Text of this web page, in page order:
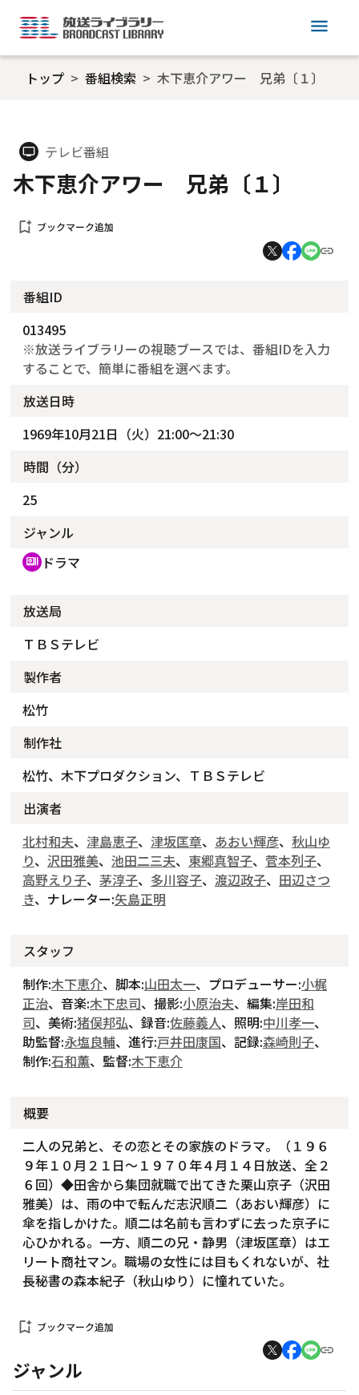
menu
トップ 番組検索 木下恵介アワー 兄弟〔１〕
tv テレビ番組
木下恵介アワー 兄弟〔１〕
bookmark_add ブックマーク追加
番組ID
013495
※放送ライブラリーの視聴ブースでは、番組IDを入力
することで、簡単に番組を選べます。
放送日時
1969年10月21日（火）21:00～21:30
時間（分）
25
ジャンル
recent_actors ドラマ
放送局
ＴＢＳテレビ
製作者
松竹
制作社
松竹、木下プロダクション、ＴＢＳテレビ
出演者
北村和夫、 津島恵子、 津坂匡章、 あおい輝彦、 秋山ゆ
り、 沢田雅美、 池田二三夫、 東郷真智子、 菅本列子、
高野えり子、 茅淳子、 多川容子、 渡辺政子、 田辺さつ
き、ナレーター:矢島正明
スタッフ
制作:木下恵介、脚本:山田太一、プロデューサー:小梶
正治、音楽:木下忠司、撮影:小原治夫、編集:岸田和
司、美術:猪俣邦弘、録音:佐藤義人、照明:中川孝一、
助監督:永塩良輔、進行:戸井田康国、記録:森崎則子、
制作:石和薫、監督:木下恵介
概要
二人の兄弟と、その恋とその家族のドラマ。（１９６
９年１０月２１日～１９７０年４月１４日放送、全２
６回）◆田舎から集団就職で出てきた栗山京子（沢田
雅美）は、雨の中で転んだ志沢順二（あおい輝彦）に
傘を指しかけた。順二は名前も言わずに去った京子に
心ひかれる。一方、順二の兄・静男（津坂匡章）はエ
リート商社マン。職場の女性には目もくれないが、社
長秘書の森本紀子（秋山ゆり）に憧れていた。
bookmark_add ブックマーク追加
ジャンル